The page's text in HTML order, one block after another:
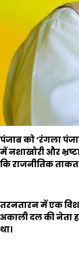
पंजाब को‘रंगला
में नशाखोरी और
कि राजनीतिक
तरनतारन में एक
अकाली दल की नेता
था।